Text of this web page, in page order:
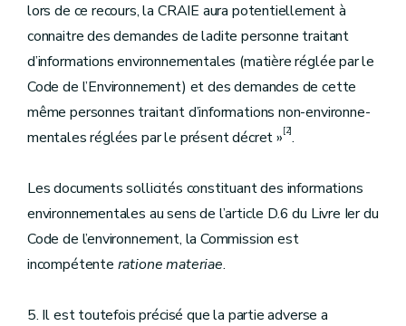
lors de ce recours, la CRAIE aura potentiellement à
connaitre des demandes de ladite personne traitant
d’informations environnementales (matière réglée par le
Code de l’Environnement) et des demandes de cette
même personnes traitant d’informations non-environne-
mentales réglées par le présent décret »[2].
Les documents sollicités constituant des informations
environnementales au sens de l’article D.6 du Livre Ier du
Code de l’environnement, la Commission est
incompétente ratione materiae.
5. Il est toutefois précisé que la partie adverse a